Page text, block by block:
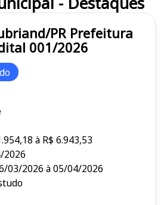
PR Prefeitura
001/2026
à R$ 6.943,53
2026
03/2026 à 05/04/2026